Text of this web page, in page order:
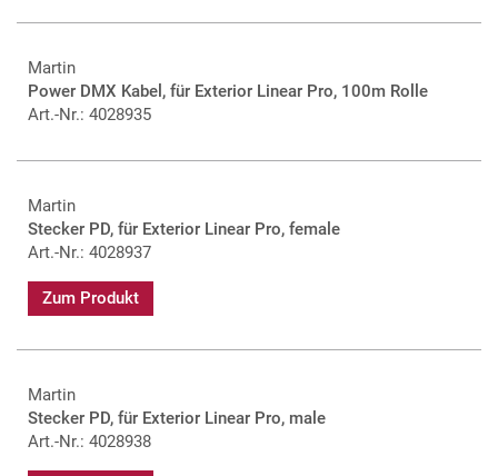
Martin
Power DMX Kabel, für Exterior Linear Pro, 100m Rolle
Art.-Nr.: 4028935
Martin
Stecker PD, für Exterior Linear Pro, female
Art.-Nr.: 4028937
Zum Produkt
Martin
Stecker PD, für Exterior Linear Pro, male
Art.-Nr.: 4028938